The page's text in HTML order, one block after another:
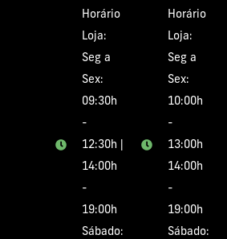
Horário
Loja:
Seg a
Sex:
09:30h
-
12:30h |
14:00h
-
19:00h
Sábado:
Horário
Loja:
Seg a
Sex:
10:00h
-
13:00h
14:00h
-
19:00h
Sábado: